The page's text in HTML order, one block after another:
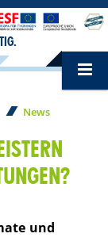
News
und